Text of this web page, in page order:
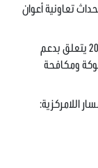
2020/119 يتعلق بإحداث تعاونية أعوان
مواصلة النظر في مقترح قانون عدد 2021/002 يتعلق بدعم
ومكافحة
اللامركزية: